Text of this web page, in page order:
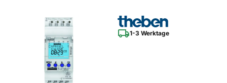
1-3 Werktage